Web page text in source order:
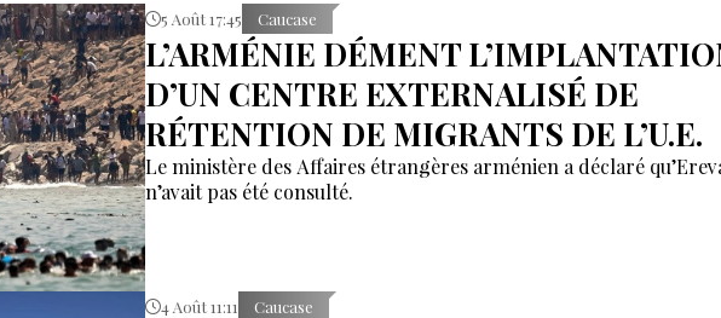
5 Août 17:45 Caucase
L’ARMÉNIE DÉMENT
D’UN CENTRE EXTERNALISÉ DE
RÉTENTION DE MIGRANTS DE L’U.E.
Le ministère des Affaires étrangères arménien a déclaré
n’avait pas été consulté.
4 Août 11:11 Caucase